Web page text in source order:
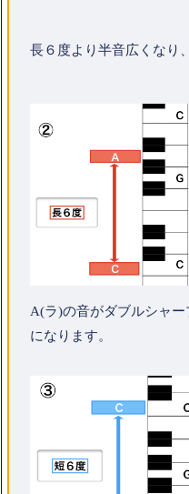
長６度より半音広くなり
A(ラ)の音がダブルシャ
になります。